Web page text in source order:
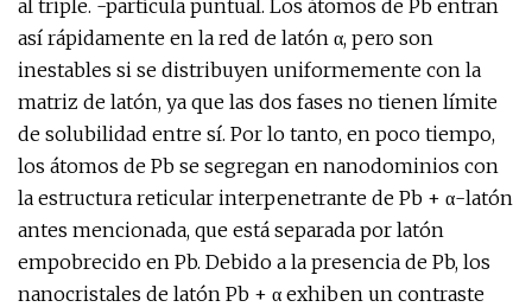
al triple. -partícula puntual. Los átomos de Pb entran
así rápidamente en la red de latón α, pero son
inestables si se distribuyen uniformemente con la
matriz de latón, ya que las dos fases no tienen límite
de solubilidad entre sí. Por lo tanto, en poco tiempo,
los átomos de Pb se segregan en nanodominios con
la estructura reticular interpenetrante de Pb + α-latón
antes mencionada, que está separada por latón
empobrecido en Pb. Debido a la presencia de Pb, los
nanocristales de latón Pb + α exhiben un contraste